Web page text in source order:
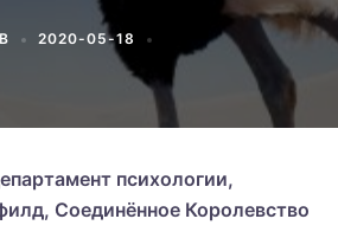
2020-05-18
психологии,
Соединённое Королевство